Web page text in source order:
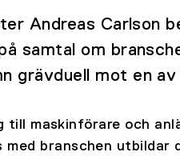
Andreas Carlson
samtal om
grävduell mot en av
maskinförare och
med branschen utbildar